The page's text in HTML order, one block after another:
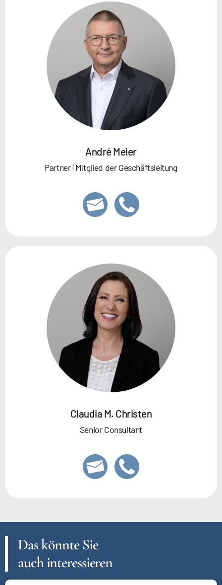
André Meier
Partner | Mitglied der Geschäftsleitung
Claudia M. Christen
Senior Consultant
Das könnte Sie
auch interessieren